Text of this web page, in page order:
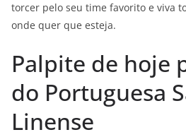
torcer pelo seu time favorito e viva
onde quer que esteja.
Palpite de hoje
do Portuguesa
Linense